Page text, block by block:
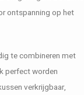
ontspanning op het
te combineren met
perfect worden
verkrijgbaar,